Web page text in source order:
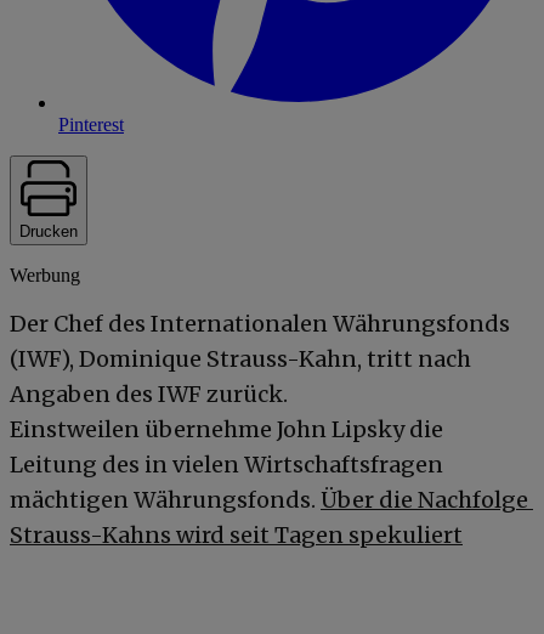
Pinterest
Drucken
Werbung
Der Chef des Internationalen Währungsfonds
(IWF), Dominique Strauss-Kahn, tritt nach
Angaben des IWF zurück.
Einstweilen übernehme John Lipsky die
Leitung des in vielen Wirtschaftsfragen
mächtigen Währungsfonds. Über die Nachfolge
Strauss-Kahns wird seit Tagen spekuliert